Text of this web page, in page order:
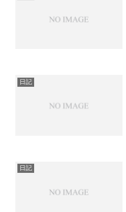
日記
日記